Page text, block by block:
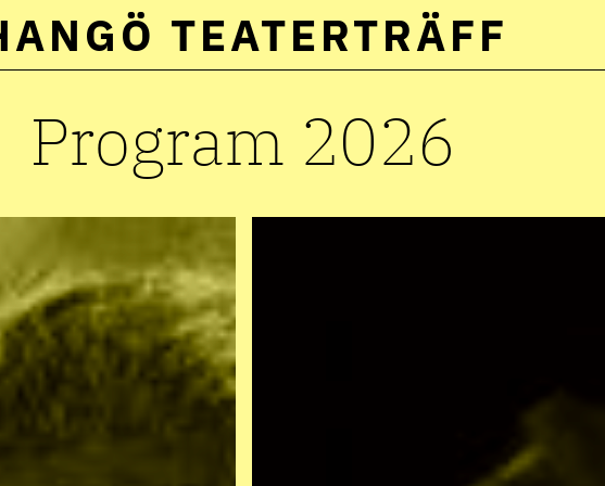
Välj
språk:
TEATERTRÄFF
Program 2026